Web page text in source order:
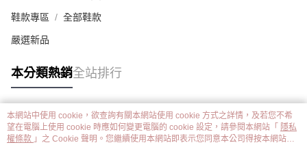
鞋款專區 全部鞋款
嚴選新品
本分類熱銷全站排行
熱門標籤
本網站中使用 cookie，欲查詢有關本網站使用 cookie 方式之詳情，及若您不希
望在電腦上使用 cookie 時應如何變更電腦的 cookie 設定，請參閱本網站「 隱私
權條款 」之 Cookie 聲明。您繼續使用本網站即表示您同意本公司得按本網站使